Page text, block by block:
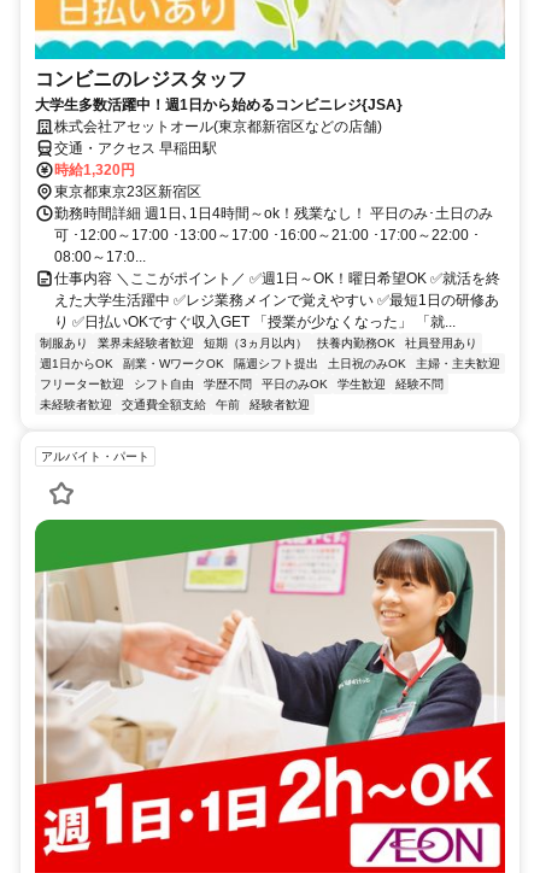
コンビニのレジスタッフ
大学生多数活躍中！週1日から始めるコンビニレジ{JSA}
株式会社アセットオール(東京都新宿区などの店舗)
交通・アクセス 早稲田駅
時給1,320円
東京都東京23区新宿区
勤務時間詳細 週1日､1日4時間～ok！残業なし！ 平日のみ･土日のみ
可 ･12:00～17:00 ･13:00～17:00 ･16:00～21:00 ･17:00～22:00 ･
08:00～17:0...
仕事内容 ＼ここがポイント／ ✅週1日～OK！曜日希望OK ✅就活を終
えた大学生活躍中 ✅レジ業務メインで覚えやすい ✅最短1日の研修あ
り ✅日払いOKですぐ収入GET 「授業が少なくなった」 「就...
制服あり 業界未経験者歓迎 短期（3ヵ月以内） 扶養内勤務OK
社員登用あり
週1日からOK
副業・WワークOK 隔週シフト提出 土日祝のみOK
主婦・主夫歓迎
フリーター歓迎
シフト自由 学歴不問 平日のみOK 学生歓迎
経験不問
未経験者歓迎
交通費全額支給 午前 経験者歓迎
アルバイト・パート